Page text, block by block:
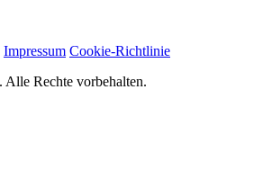
Impressum Cookie-Richtlinie
Rechte vorbehalten.